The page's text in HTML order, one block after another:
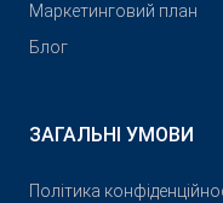
Маркетинговий план
Блог
ЗАГАЛЬНІ УМОВИ
Політика